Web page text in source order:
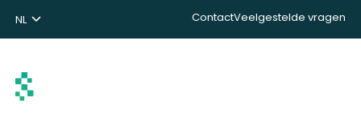
NL
ENG
DE
ContactVeelgestelde vragen